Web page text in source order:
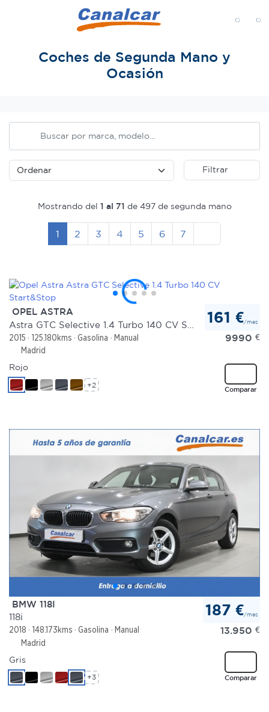
Coches de Segunda Mano y
Ocasión
Filtrar
Mostrando del 1 al 71 de 497 de segunda mano
1 2 3 4 5 6 7
OPEL ASTRA
2015 125.180kms Gasolina
Manual
Madrid
161 €/mes
9990 €
Comparar
Rojo
+2
BMW 118I
118i
2018 148.173kms Gasolina
Manual
Madrid
187 €/mes
13.950 €
Comparar
Gris
+3